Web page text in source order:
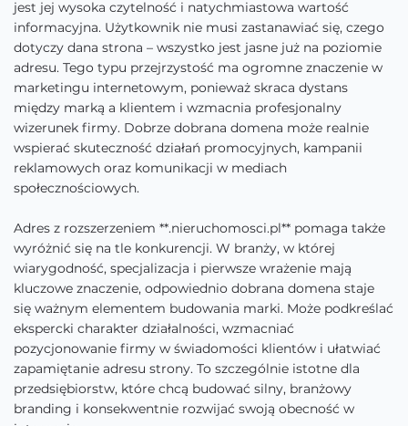
jest jej wysoka czytelność i natychmiastowa wartość
informacyjna. Użytkownik nie musi zastanawiać się, czego
dotyczy dana strona – wszystko jest jasne już na poziomie
adresu. Tego typu przejrzystość ma ogromne znaczenie w
marketingu internetowym, ponieważ skraca dystans
między marką a klientem i wzmacnia profesjonalny
wizerunek firmy. Dobrze dobrana domena może realnie
wspierać skuteczność działań promocyjnych, kampanii
reklamowych oraz komunikacji w mediach
społecznościowych.
Adres z rozszerzeniem **.nieruchomosci.pl** pomaga także
wyróżnić się na tle konkurencji. W branży, w której
wiarygodność, specjalizacja i pierwsze wrażenie mają
kluczowe znaczenie, odpowiednio dobrana domena staje
się ważnym elementem budowania marki. Może podkreślać
ekspercki charakter działalności, wzmacniać
pozycjonowanie firmy w świadomości klientów i ułatwiać
zapamiętanie adresu strony. To szczególnie istotne dla
przedsiębiorstw, które chcą budować silny, branżowy
branding i konsekwentnie rozwijać swoją obecność w